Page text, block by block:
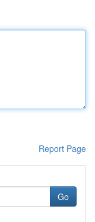
Report Page
Go